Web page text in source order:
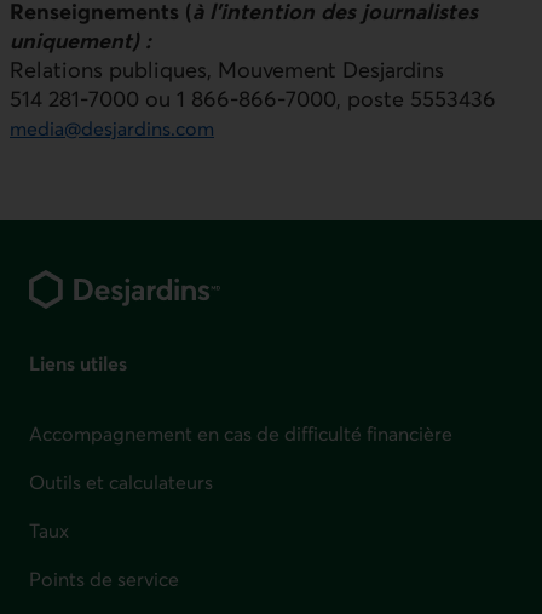
Renseignements (à l’intention des journalistes
uniquement) :
Relations publiques, Mouvement Desjardins
514 281‑7000 ou 1 866‑866‑7000, poste 5553436
media@desjardins.com
Liens utiles
Accompagnement en cas de difficulté financière
Outils et calculateurs
Taux
Points de service